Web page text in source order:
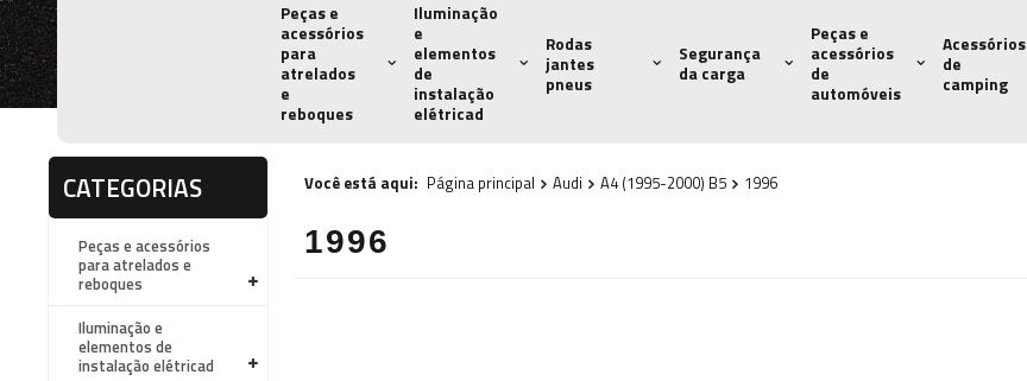
Peças e
acessórios
para
atrelados
e
reboques
Iluminação
e
elementos
de
instalação
elétricad
Rodas
jantes
pneus
Segurança
da carga
Peças e
acessórios
de
automóveis
Acessórios
de
camping
CATEGORIAS
Peças e acessórios
para atrelados e
reboques
Iluminação e
elementos de
instalação elétricad
Você está aqui: Página principal Audi A4 (1995-2000) B5 1996
1996